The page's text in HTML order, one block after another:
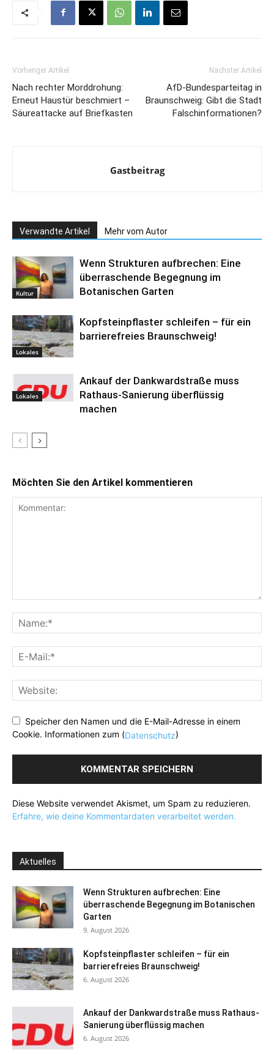
Vorheriger Artikel
Nach rechter Morddrohung:
Erneut Haustür beschmiert –
Säureattacke auf Briefkasten
Nächster Artikel
AfD-Bundesparteitag in
Braunschweig: Gibt die Stadt
Falschinformationen?
Gastbeitrag
Verwandte Artikel Mehr vom Autor
Kultur
Wenn Strukturen aufbrechen: Eine
überraschende Begegnung im
Botanischen Garten
Lokales
Kopfsteinpflaster schleifen – für ein
barrierefreies Braunschweig!
Lokales
Ankauf der Dankwardstraße muss
Rathaus-Sanierung überflüssig
machen
Möchten Sie den Artikel kommentieren
Speicher den Namen und die E-Mail-Adresse in einem
Cookie. Informationen zum (Datenschutz)
Diese Website verwendet Akismet, um Spam zu reduzieren.
Erfahre, wie deine Kommentardaten verarbeitet werden.
Aktuelles
Wenn Strukturen aufbrechen: Eine
überraschende Begegnung im Botanischen
Garten
9. August 2026
Kopfsteinpflaster schleifen – für ein
barrierefreies Braunschweig!
6. August 2026
Ankauf der Dankwardstraße muss Rathaus-
Sanierung überflüssig machen
6. August 2026